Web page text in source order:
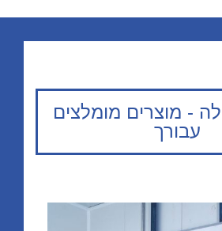
- מוצרים מומלצים
עבורך